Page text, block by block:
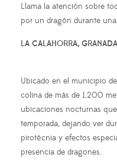
Llama la atención sobre
por un dragón durante
LA CALAHORRA,
Ubicado en el municipio
colina de más de 1.200
ubicaciones nocturnas
temporada, dejando ver
pirotécnia y efectos
presencia de dragones.